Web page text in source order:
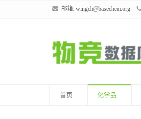
邮箱: wingch@basechem.org
首页 化学品